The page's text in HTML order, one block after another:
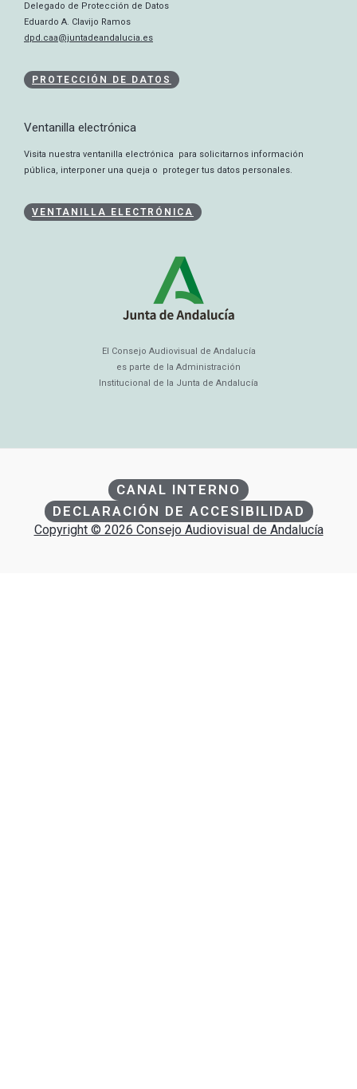
Delegado de Protección de Datos
Eduardo A. Clavijo Ramos
dpd.caa@juntadeandalucia.es
PROTECCIÓN DE DATOS
Ventanilla electrónica
Visita nuestra ventanilla electrónica para solicitarnos información
pública, interponer una queja o proteger tus datos personales.
VENTANILLA ELECTRÓNICA
El Consejo Audiovisual de Andalucía
es parte de la Administración
Institucional de la Junta de Andalucía
CANAL INTERNO
DECLARACIÓN DE ACCESIBILIDAD
Copyright © 2026 Consejo Audiovisual de Andalucía